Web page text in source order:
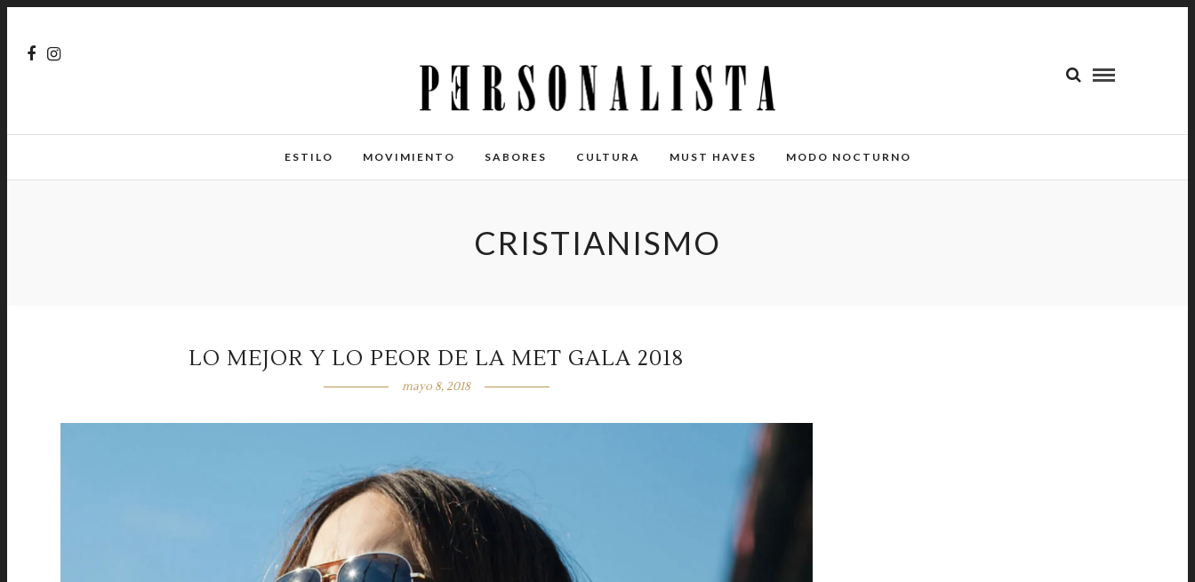
ESTILO MOVIMIENTO SABORES CULTURA MUST HAVES MODO NOCTURNO
CRISTIANISMO
LO MEJOR Y LO PEOR DE LA MET GALA 2018
mayo 8, 2018